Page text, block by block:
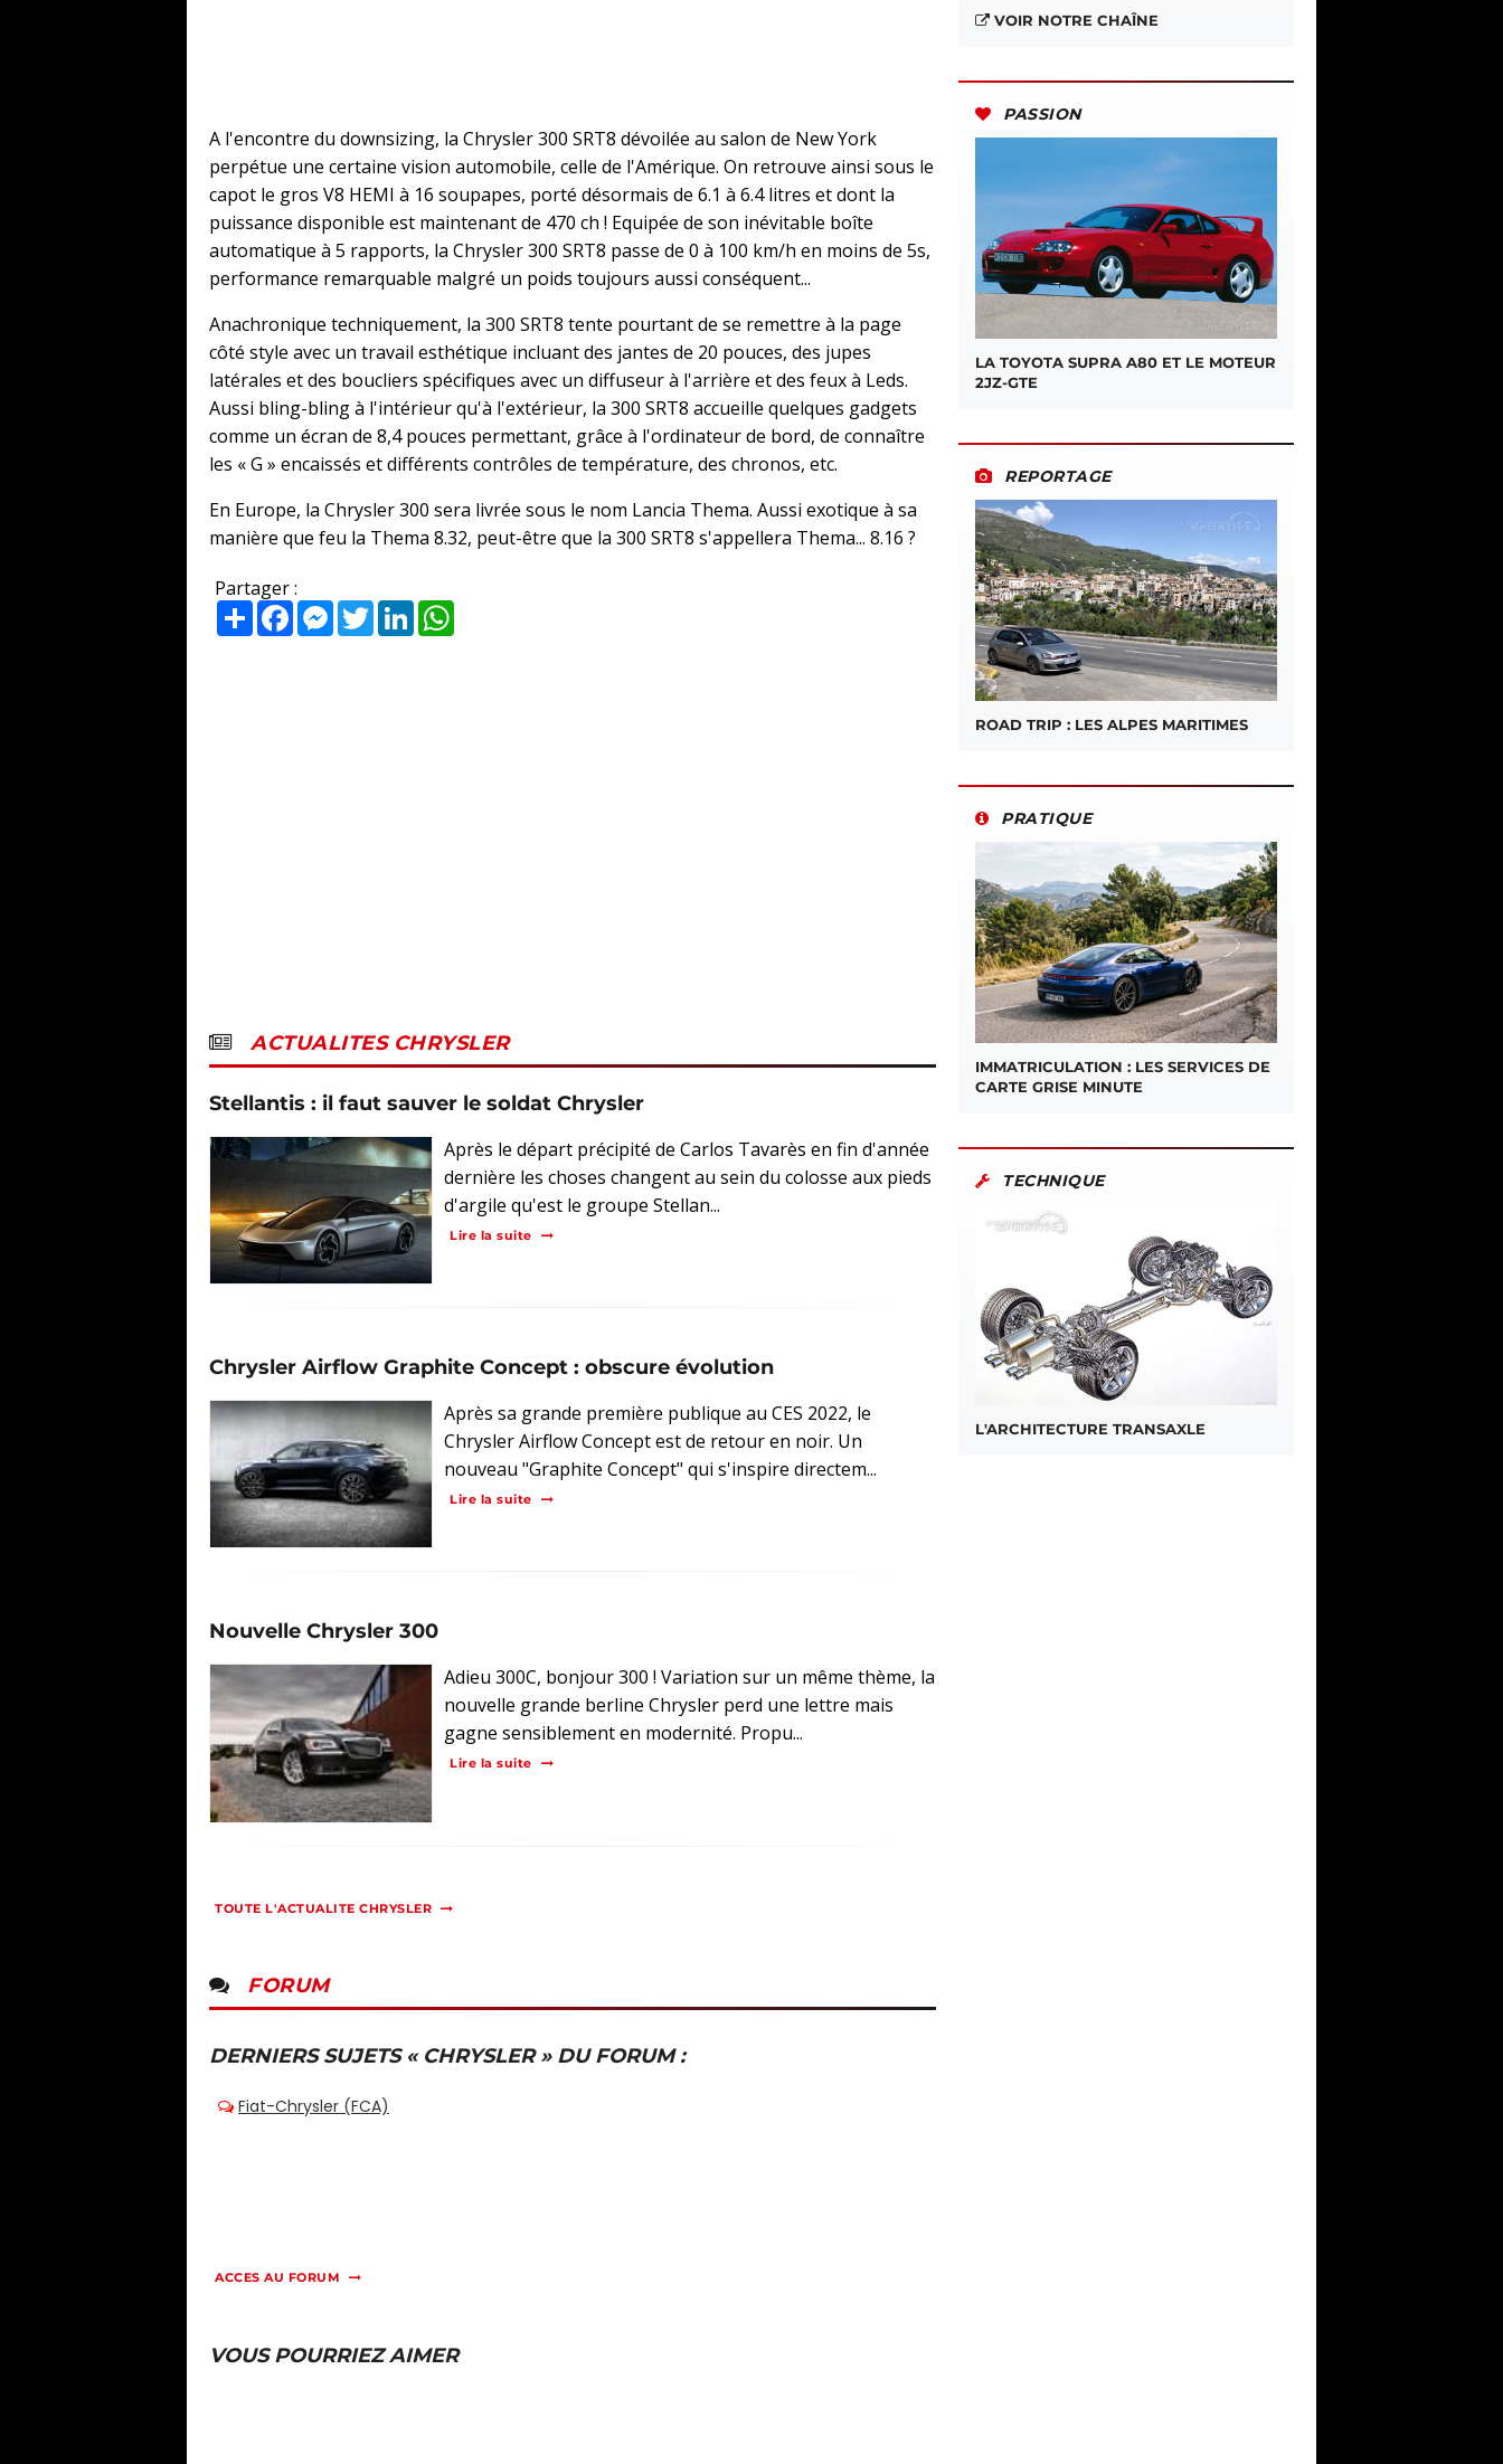
A l'encontre du downsizing, la Chrysler 300 SRT8 dévoilée au salon de New York
perpétue une certaine vision automobile, celle de l'Amérique. On retrouve ainsi sous le
capot le gros V8 HEMI à 16 soupapes, porté désormais de 6.1 à 6.4 litres et dont la
puissance disponible est maintenant de 470 ch ! Equipée de son inévitable boîte
automatique à 5 rapports, la Chrysler 300 SRT8 passe de 0 à 100 km/h en moins de 5s,
performance remarquable malgré un poids toujours aussi conséquent...
Anachronique techniquement, la 300 SRT8 tente pourtant de se remettre à la page
côté style avec un travail esthétique incluant des jantes de 20 pouces, des jupes
latérales et des boucliers spécifiques avec un diffuseur à l'arrière et des feux à Leds.
Aussi bling-bling à l'intérieur qu'à l'extérieur, la 300 SRT8 accueille quelques gadgets
comme un écran de 8,4 pouces permettant, grâce à l'ordinateur de bord, de connaître
les « G » encaissés et différents contrôles de température, des chronos, etc.
En Europe, la Chrysler 300 sera livrée sous le nom Lancia Thema. Aussi exotique à sa
manière que feu la Thema 8.32, peut-être que la 300 SRT8 s'appellera Thema... 8.16 ?
Partager :
PartagerFacebookMessenger
TwitterLinkedIn
ACTUALITES CHRYSLER
Stellantis : il faut sauver le soldat Chrysler
Après le départ précipité de Carlos Tavarès en fin d'année
dernière les choses changent au sein du colosse aux pieds
d'argile qu'est le groupe Stellan...
Lire la suite
Chrysler Airflow Graphite Concept : obscure évolution
Après sa grande première publique au CES 2022, le
Chrysler Airflow Concept est de retour en noir. Un
nouveau "Graphite Concept" qui s'inspire directem...
Lire la suite
Nouvelle Chrysler 300
Adieu 300C, bonjour 300 ! Variation sur un même thème, la
nouvelle grande berline Chrysler perd une lettre mais
gagne sensiblement en modernité. Propu...
Lire la suite
TOUTE L'ACTUALITE CHRYSLER
FORUM
DERNIERS SUJETS « CHRYSLER » DU FORUM :
ACCES AU FORUM
VOIR NOTRE CHAÎNE
PASSION
LA TOYOTA SUPRA A80 ET LE MOTEUR
2JZ-GTE
REPORTAGE
ROAD TRIP : LES ALPES MARITIMES
PRATIQUE
IMMATRICULATION : LES SERVICES DE
CARTE GRISE MINUTE
TECHNIQUE
L'ARCHITECTURE TRANSAXLE
VOUS POURRIEZ AIMER